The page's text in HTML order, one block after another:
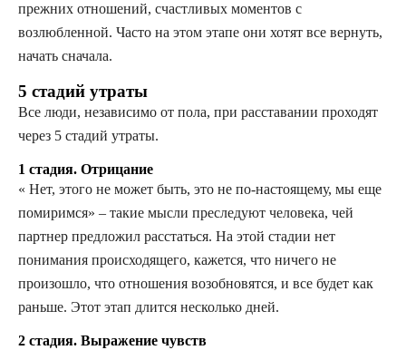
прежних отношений, счастливых моментов с
возлюбленной. Часто на этом этапе они хотят все вернуть,
начать сначала.
5 стадий утраты
Все люди, независимо от пола, при расставании проходят
через 5 стадий утраты.
1 стадия. Отрицание
« Нет, этого не может быть, это не по-настоящему, мы еще
помиримся» – такие мысли преследуют человека, чей
партнер предложил расстаться. На этой стадии нет
понимания происходящего, кажется, что ничего не
произошло, что отношения возобновятся, и все будет как
раньше. Этот этап длится несколько дней.
2 стадия. Выражение чувств